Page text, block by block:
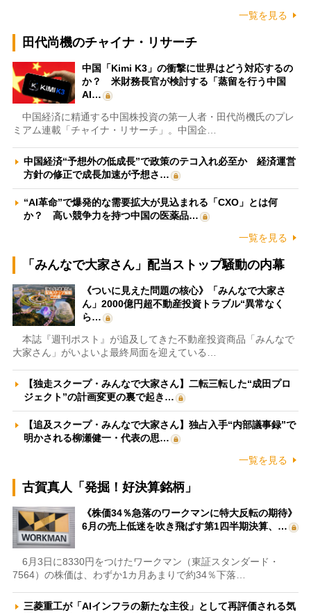
一覧を見る
田代尚機のチャイナ・リサーチ
中国「Kimi K3」の衝撃に世界はどう対応するの
か？ 米財務長官が検討する「蒸留を行う中国
AI…
中国経済に精通する中国株投資の第一人者・田代尚機氏のプレ
ミアム連載「チャイナ・リサーチ」。中国企…
中国経済“予想外の低成長”で政策のテコ入れ必至か 経済運営
方針の修正で成長加速が予想さ…
“AI革命”で爆発的な需要拡大が見込まれる「CXO」とは何
か？ 高い競争力を持つ中国の医薬品…
一覧を見る
「みんなで大家さん」配当ストップ騒動の内幕
《ついに見えた問題の核心》「みんなで大家さ
ん」2000億円超不動産投資トラブル“異常なく
ら…
本誌『週刊ポスト』が追及してきた不動産投資商品「みんなで
大家さん」がいよいよ最終局面を迎えている…
【独走スクープ・みんなで大家さん】二転三転した“成田プロ
ジェクト”の計画変更の裏で起き…
【追及スクープ・みんなで大家さん】独占入手“内部議事録”で
明かされる柳瀬健一・代表の思…
一覧を見る
古賀真人「発掘！好決算銘柄」
《株価34％急落のワークマンに特大反転の期待》
6月の売上低迷を吹き飛ばす第1四半期決算、…
6月3日に8330円をつけたワークマン（東証スタンダード・
7564）の株価は、わずか1カ月あまりで約34％下落…
三菱重工が「AIインフラの新たな主役」として再評価される気